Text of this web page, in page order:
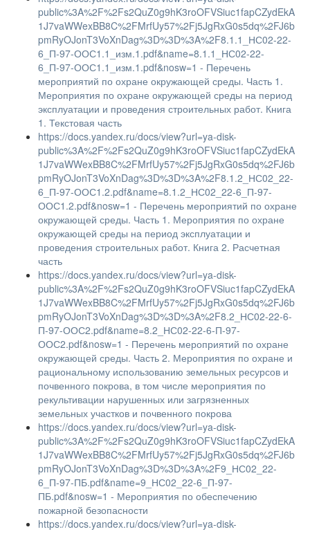
public%3A%2F%2Fs2QuZ0g9hK3roOFVSiuc1fapCZydEkA
1J7vaWWexBB8C%2FMrfUy57%2Fj5JgRxG0s5dq%2FJ6b
pmRyOJonT3VoXnDag%3D%3D%3A%2F8.1.1_НС02-22-
6_П-97-ООС1.1_изм.1.pdf&name=8.1.1_НС02-22-
6_П-97-ООС1.1_изм.1.pdf&nosw=1 - Перечень
мероприятий по охране окружающей среды. Часть 1.
Мероприятия по охране окружающей среды на период
эксплуатации и проведения строительных работ. Книга
1. Текстовая часть
https://docs.yandex.ru/docs/view?url=ya-disk-
public%3A%2F%2Fs2QuZ0g9hK3roOFVSiuc1fapCZydEkA
1J7vaWWexBB8C%2FMrfUy57%2Fj5JgRxG0s5dq%2FJ6b
pmRyOJonT3VoXnDag%3D%3D%3A%2F8.1.2_НС02_22-
6_П-97-ООС1.2.pdf&name=8.1.2_НС02_22-6_П-97-
ООС1.2.pdf&nosw=1 - Перечень мероприятий по охране
окружающей среды. Часть 1. Мероприятия по охране
окружающей среды на период эксплуатации и
проведения строительных работ. Книга 2. Расчетная
часть
https://docs.yandex.ru/docs/view?url=ya-disk-
public%3A%2F%2Fs2QuZ0g9hK3roOFVSiuc1fapCZydEkA
1J7vaWWexBB8C%2FMrfUy57%2Fj5JgRxG0s5dq%2FJ6b
pmRyOJonT3VoXnDag%3D%3D%3A%2F8.2_НС02-22-6-
П-97-ООС2.pdf&name=8.2_НС02-22-6-П-97-
ООС2.pdf&nosw=1 - Перечень мероприятий по охране
окружающей среды. Часть 2. Мероприятия по охране и
рациональному использованию земельных ресурсов и
почвенного покрова, в том числе мероприятия по
рекультивации нарушенных или загрязненных
земельных участков и почвенного покрова
https://docs.yandex.ru/docs/view?url=ya-disk-
public%3A%2F%2Fs2QuZ0g9hK3roOFVSiuc1fapCZydEkA
1J7vaWWexBB8C%2FMrfUy57%2Fj5JgRxG0s5dq%2FJ6b
pmRyOJonT3VoXnDag%3D%3D%3A%2F9_НС02_22-
6_П-97-ПБ.pdf&name=9_НС02_22-6_П-97-
ПБ.pdf&nosw=1 - Мероприятия по обеспечению
пожарной безопасности
https://docs.yandex.ru/docs/view?url=ya-disk-